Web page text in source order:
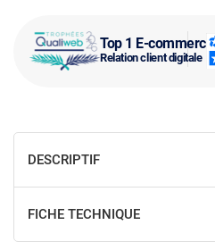
Top 1 E-commerce
Relation client digitale
DESCRIPTIF
FICHE TECHNIQUE